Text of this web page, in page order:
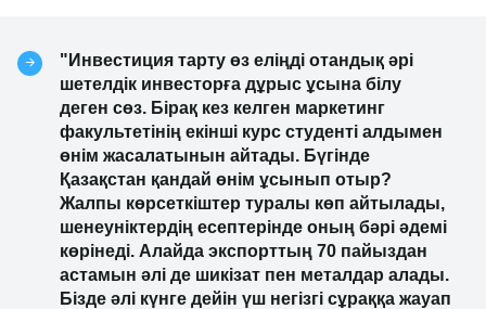
"Инвестиция тарту өз еліңді отандық әрі
шетелдік инвесторға дұрыс ұсына білу
деген сөз. Бірақ кез келген маркетинг
факультетінің екінші курс студенті алдымен
өнім жасалатынын айтады. Бүгінде
Қазақстан қандай өнім ұсынып отыр?
Жалпы көрсеткіштер туралы көп айтылады,
шенеуніктердің есептерінде оның бәрі әдемі
көрінеді. Алайда экспорттың 70 пайыздан
астамын әлі де шикізат пен металдар алады.
Бізде әлі күнге дейін үш негізгі сұраққа жауап